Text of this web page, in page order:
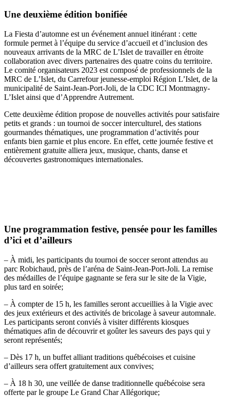
Une deuxième édition bonifiée
La Fiesta d’automne est un événement annuel itinérant : cette
formule permet à l’équipe du service d’accueil et d’inclusion des
nouveaux arrivants de la MRC de L’Islet de travailler en étroite
collaboration avec divers partenaires des quatre coins du territoire.
Le comité organisateurs 2023 est composé de professionnels de la
MRC de L’Islet, du Carrefour jeunesse-emploi Région L’Islet, de la
municipalité de Saint-Jean-Port-Joli, de la CDC ICI Montmagny-
L’Islet ainsi que d’Apprendre Autrement.
Cette deuxième édition propose de nouvelles activités pour satisfaire
petits et grands : un tournoi de soccer interculturel, des stations
gourmandes thématiques, une programmation d’activités pour
enfants bien garnie et plus encore. En effet, cette journée festive et
entièrement gratuite alliera jeux, musique, chants, danse et
découvertes gastronomiques internationales.
Une programmation festive, pensée pour les familles
d’ici et d’ailleurs
– À midi, les participants du tournoi de soccer seront attendus au
parc Robichaud, près de l’aréna de Saint-Jean-Port-Joli. La remise
des médailles de l’équipe gagnante se fera sur le site de la Vigie,
plus tard en soirée;
– À compter de 15 h, les familles seront accueillies à la Vigie avec
des jeux extérieurs et des activités de bricolage à saveur automnale.
Les participants seront conviés à visiter différents kiosques
thématiques afin de découvrir et goûter les saveurs des pays qui y
seront représentés;
– Dès 17 h, un buffet alliant traditions québécoises et cuisine
d’ailleurs sera offert gratuitement aux convives;
– À 18 h 30, une veillée de danse traditionnelle québécoise sera
offerte par le groupe Le Grand Char Allégorique;